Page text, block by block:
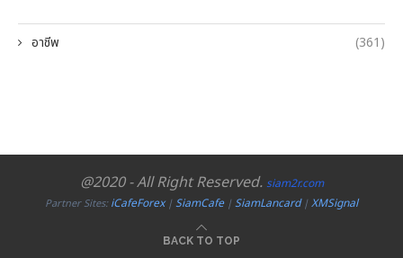
อาชีพ (361)
@2020 - All Right Reserved. siam2r.com
Partner Sites:iCafeForex|SiamCafe|SiamLancard|XMSignal
BACK TO TOP